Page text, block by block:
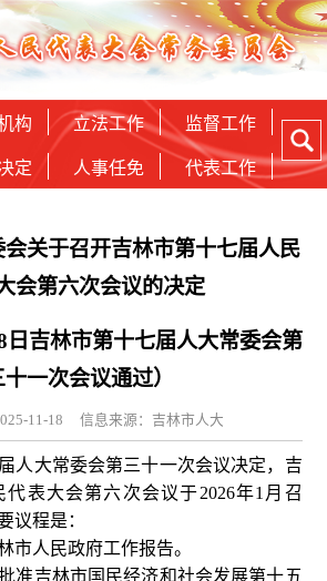
构 立法工作 监督工作
定 人事任免 代表工作
关于召开吉林市第十七届人民
会第六次会议的决定
日吉林市第十七届人大常委会第
十一次会议通过）
11-18 信息来源：吉林市人大
人大常委会第三十一次会议决定，吉
表大会第六次会议于2026年1月召
议程是：
市人民政府工作报告。
准吉林市国民经济和社会发展第十五